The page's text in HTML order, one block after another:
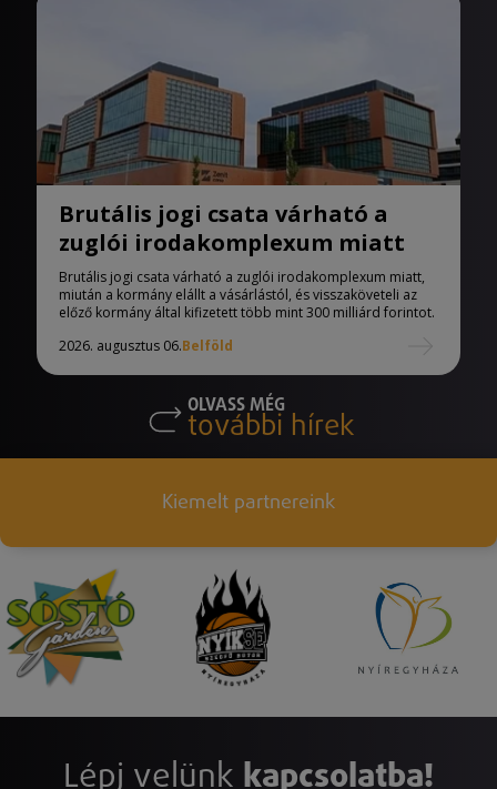
Brutális jogi csata várható a
zuglói irodakomplexum miatt
Brutális jogi csata várható a zuglói irodakomplexum miatt,
miután a kormány elállt a vásárlástól, és visszaköveteli az
előző kormány által kifizetett több mint 300 milliárd forintot.
2026. augusztus 06.Belföld
OLVASS MÉG
további hírek
Kiemelt partnereink
Lépj velünk kapcsolatba!